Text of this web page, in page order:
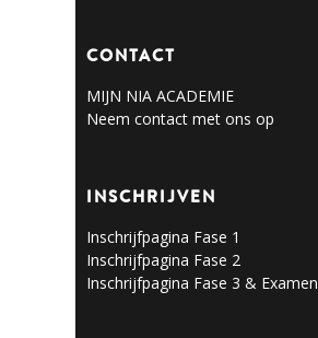
CONTACT
MIJN NIA ACADEMIE
Neem contact met ons op
INSCHRIJVEN
Inschrijfpagina Fase 1
Inschrijfpagina Fase 2
Inschrijfpagina Fase 3 & Examen